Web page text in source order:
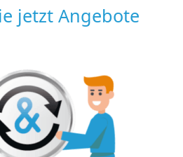
jetzt Angebote